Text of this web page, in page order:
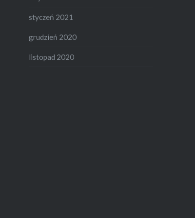
styczeń 2021
grudzień 2020
listopad 2020